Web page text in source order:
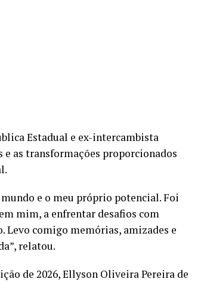
Estadual e ex-intercambista
as transformações proporcionados
e o meu próprio potencial. Foi
mim, a enfrentar desafios com
Levo comigo memórias, amizades e
relatou.
de 2026, Ellyson Oliveira Pereira de